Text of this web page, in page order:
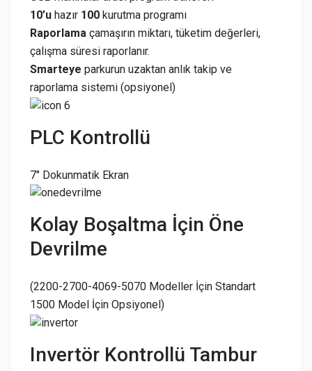
10’u hazır 100 kurutma programı
Raporlama çamaşırın miktarı, tüketim değerleri,
çalışma süresi raporlanır.
Smarteye parkurun uzaktan anlık takip ve
raporlama sistemi (opsiyonel)
PLC Kontrollü
7″ Dokunmatik Ekran
Kolay Boşaltma İçin Öne
Devrilme
(2200-2700-4069-5070 Modeller İçin Standart
1500 Model İçin Opsiyonel)
Invertör Kontrollü Tambur